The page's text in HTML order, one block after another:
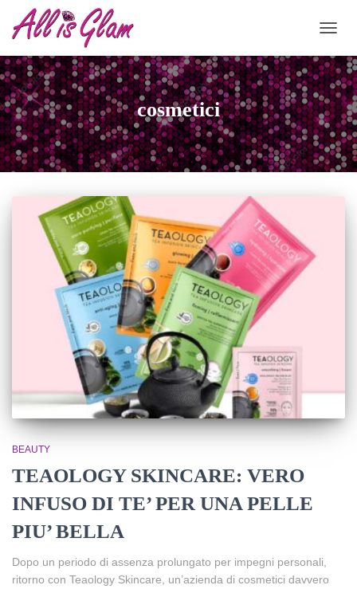
cosmetici
BEAUTY
TEAOLOGY SKINCARE: VERO
INFUSO DI TE’ PER UNA PELLE
PIU’ BELLA
Dopo un periodo di assenza prolungato per impegni personali,
ritorno con Teaology Skincare, un’azienda di cosmetici davvero